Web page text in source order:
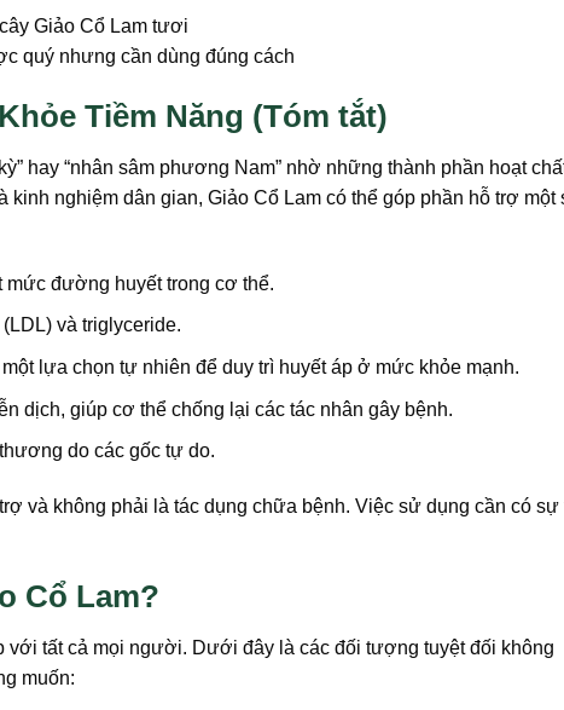
quý nhưng cần dùng đúng cách
Tiềm Năng (Tóm tắt)
hay “nhân sâm phương Nam” nhờ những thành phần hoạt
nghiệm dân gian, Giảo Cổ Lam có thể góp phần hỗ trợ một
mức đường huyết trong cơ thể.
và triglyceride.
lựa chọn tự nhiên để duy trì huyết áp ở mức khỏe mạnh.
dịch, giúp cơ thể chống lại các tác nhân gây bệnh.
do các gốc tự do.
và không phải là tác dụng chữa bệnh. Việc sử dụng cần có sự
Cổ Lam?
tất cả mọi người. Dưới đây là các đối tượng tuyệt đối không
muốn: